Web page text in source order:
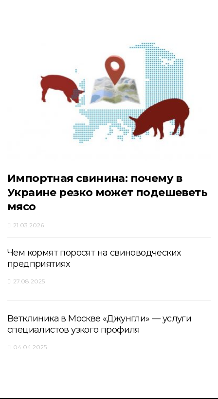
Импортная свинина: почему в
Украине резко может подешеветь
мясо
21.03.2026
Чем кормят поросят на свиноводческих
предприятиях
27.08.2025
Ветклиника в Москве «Джунгли» — услуги
специалистов узкого профиля
04.04.2025